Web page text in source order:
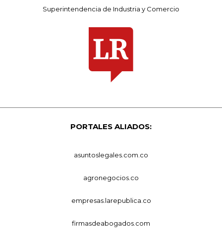
Superintendencia de Industria y Comercio
PORTALES ALIADOS:
asuntoslegales.com.co
agronegocios.co
empresas.larepublica.co
firmasdeabogados.com